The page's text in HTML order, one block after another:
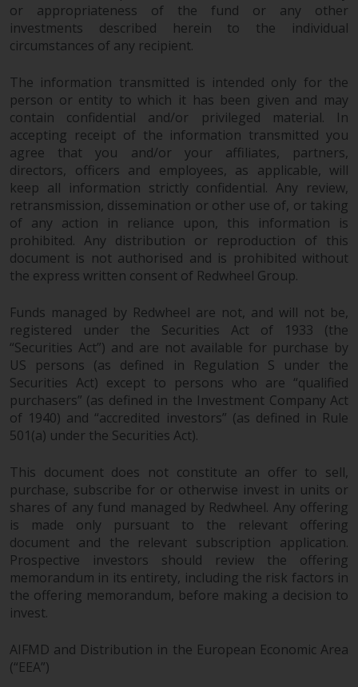
‚Wichtigen Informationen“ bleibt
in vollem Umfang in Kraft und
wirksam.
Copyright
Kein Teil dieser Website darf
ohne die vorherige schriftliche
Genehmigung von Redwheel in
irgendeiner Weise reproduziert
werden. Copyright 2016 ©
or appropriateness of the fund or any other
investments described herein to the individual
circumstances of any recipient.
The information transmitted is intended only for the
person or entity to which it has been given and may
contain confidential and/or privileged material. In
accepting receipt of the information transmitted you
agree that you and/or your affiliates, partners,
directors, officers and employees, as applicable, will
keep all information strictly confidential. Any review,
retransmission, dissemination or other use of, or taking
of any action in reliance upon, this information is
prohibited. Any distribution or reproduction of this
document is not authorised and is prohibited without
the express written consent of Redwheel Group.
Funds managed by Redwheel are not, and will not be,
registered under the Securities Act of 1933 (the
“Securities Act”) and are not available for purchase by
US persons (as defined in Regulation S under the
Securities Act) except to persons who are “qualified
purchasers” (as defined in the Investment Company Act
of 1940) and “accredited investors” (as defined in Rule
501(a) under the Securities Act).
This document does not constitute an offer to sell,
purchase, subscribe for or otherwise invest in units or
shares of any fund managed by Redwheel. Any offering
is made only pursuant to the relevant offering
document and the relevant subscription application.
Prospective investors should review the offering
memorandum in its entirety, including the risk factors in
the offering memorandum, before making a decision to
invest.
AIFMD and Distribution in the European Economic Area
(“EEA”)